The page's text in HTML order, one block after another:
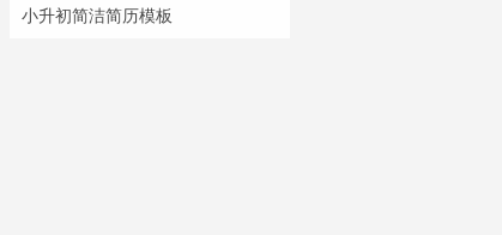
小升初简洁简历模板